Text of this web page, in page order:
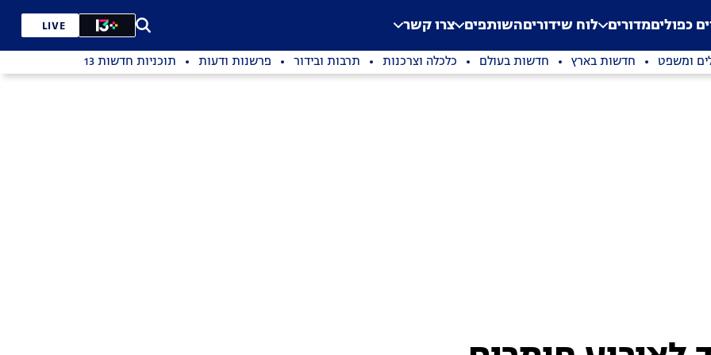
Application error: a
. כפוליםמדורים לוח שידוריםהשותפים צרו קשר LIVE
ומשפט חדשות בארץ חדשות בעולם כלכלה וצרכנות תרבות ובידור פרשנות ודעות תוכניות חדשות 13